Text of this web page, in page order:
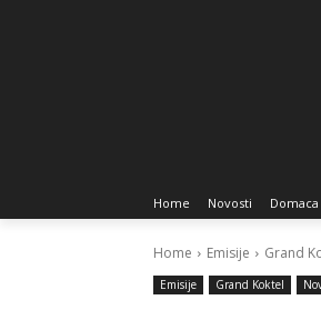
Home Novosti
Home Emisije Grand
Emisije Grand Koktel